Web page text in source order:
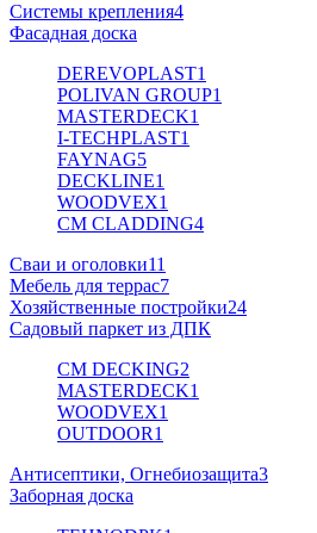
Системы крепления4
Фасадная доска
DEREVOPLAST1
POLIVAN GROUP1
MASTERDECK1
I-TECHPLAST1
FAYNAG5
DECKLINE1
WOODVEX1
CM CLADDING4
Сваи и оголовки11
Мебель для террас7
Хозяйственные постройки24
Садовый паркет из ДПК
CM DECKING2
MASTERDECK1
WOODVEX1
OUTDOOR1
Антисептики, Огнебиозащита3
Заборная доска